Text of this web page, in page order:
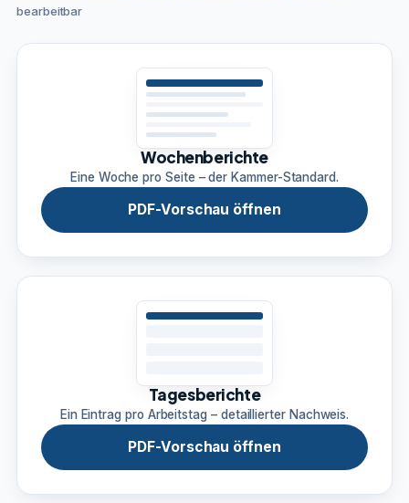
bearbeitbar
Wochenberichte
Eine Woche pro Seite – der Kammer-Standard.
PDF-Vorschau öffnen
Tagesberichte
Ein Eintrag pro Arbeitstag – detaillierter Nachweis.
PDF-Vorschau öffnen